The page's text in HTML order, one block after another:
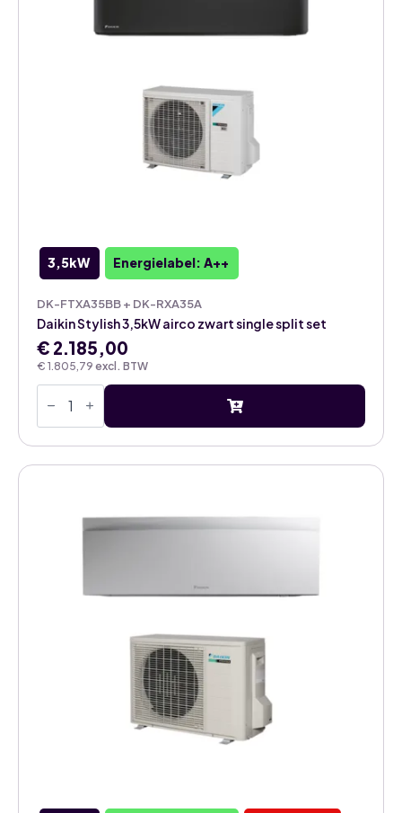
3,5kW Energielabel: A++
DK-FTXA35BB + DK-RXA35A
€ 1.805,79 excl. BTW
Daikin Stylish 3,5kW airco zwart single split set
€ 2.185,00
Daikin
Stylish
airco
zwart
single